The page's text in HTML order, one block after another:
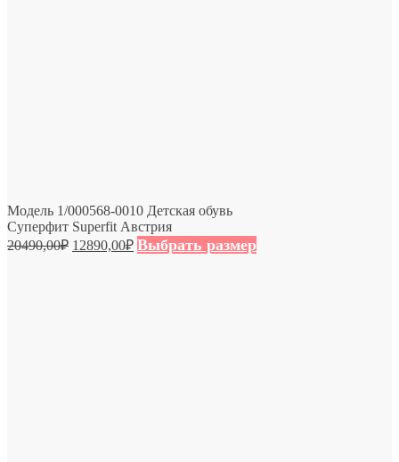
Модель 1/000568-0010 Детская обувь
Суперфит Superfit Австрия
20490,00₽ 12890,00₽ Выбрать размер